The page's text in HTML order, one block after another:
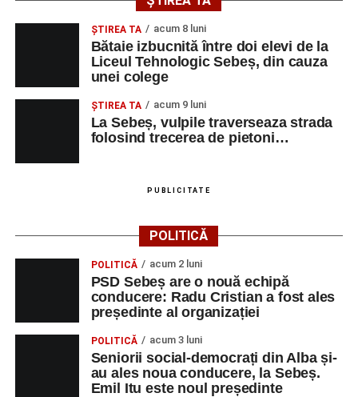
ŞTIREA TA acum 8 luni
Bătaie izbucnită între doi elevi de la
Liceul Tehnologic Sebeș, din cauza
unei colege
ŞTIREA TA acum 9 luni
La Sebeș, vulpile traverseaza strada
folosind trecerea de pietoni…
PUBLICITATE
POLITICĂ
POLITICĂ acum 2 luni
PSD Sebeș are o nouă echipă
conducere: Radu Cristian a fost ales
președinte al organizației
POLITICĂ acum 3 luni
Seniorii social-democrați din Alba și-
au ales noua conducere, la Sebeș.
Emil Itu este noul președinte